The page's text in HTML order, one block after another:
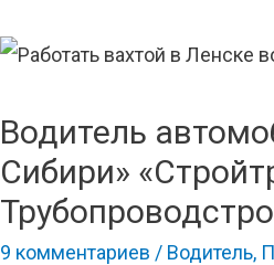
Водитель
Сибири»
9 комментариев / Водитель,